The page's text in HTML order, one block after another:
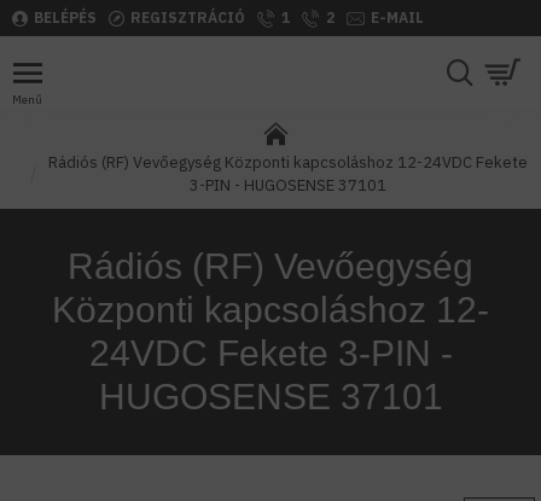
BELÉPÉS REGISZTRÁCIÓ 1 2 E-MAIL
Rádiós (RF) Vevőegység Központi kapcsoláshoz 12-24VDC Fekete
3-PIN - HUGOSENSE 37101
Rádiós (RF) Vevőegység
Központi kapcsoláshoz 12-
24VDC Fekete 3-PIN -
HUGOSENSE 37101